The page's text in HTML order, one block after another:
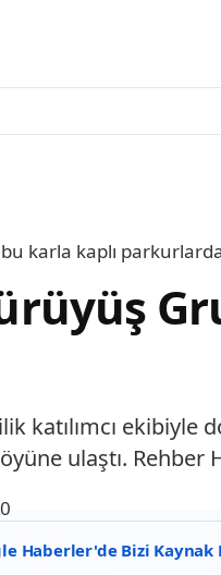
karla kaplı
katılımcı ekibiyle
ulaştı.
Haberler'de Bizi Kaynak